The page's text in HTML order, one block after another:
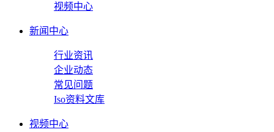
视频中心
新闻中心
行业资讯
企业动态
常见问题
Iso资料文库
视频中心